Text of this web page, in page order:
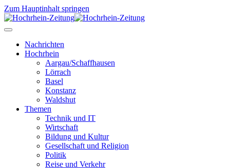
Zum Hauptinhalt springen
Nachrichten
Hochrhein
Aargau/Schaffhausen
Lörrach
Basel
Konstanz
Waldshut
Themen
Technik und IT
Wirtschaft
Bildung und Kultur
Gesellschaft und Religion
Politik
Reise und Verkehr